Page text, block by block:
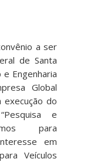
a ser
de Santa
e Engenharia
Global
do
e
para
em
Veículos